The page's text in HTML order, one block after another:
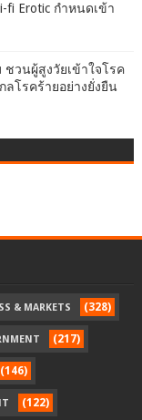
Erotic กำหนดเข้า
ชวนผู้สูงวัยเข้าใจโรค
ลโรคร้ายอย่างยั่งยืน
& MARKETS (328)
(217)
(146)
(122)